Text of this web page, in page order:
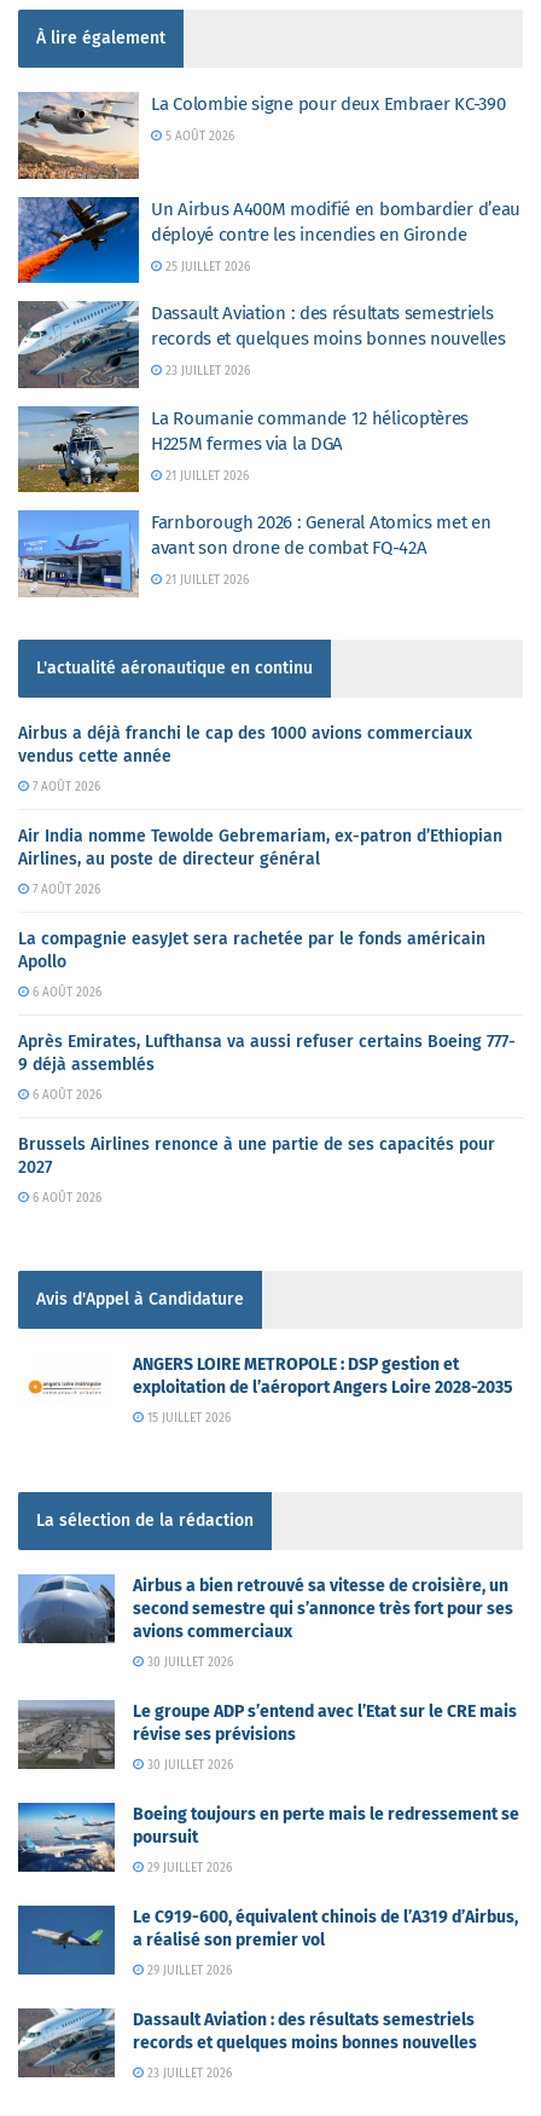
À lire également
La Colombie signe pour deux Embraer KC-390
5 AOÛT 2026
Un Airbus A400M modifié en bombardier d’eau
déployé contre les incendies en Gironde
25 JUILLET 2026
Dassault Aviation : des résultats semestriels
records et quelques moins bonnes nouvelles
23 JUILLET 2026
La Roumanie commande 12 hélicoptères
H225M fermes via la DGA
21 JUILLET 2026
Farnborough 2026 : General Atomics met en
avant son drone de combat FQ-42A
21 JUILLET 2026
L'actualité aéronautique en continu
Airbus a déjà franchi le cap des 1000 avions commerciaux
vendus cette année
7 AOÛT 2026
Air India nomme Tewolde Gebremariam, ex-patron d’Ethiopian
Airlines, au poste de directeur général
7 AOÛT 2026
La compagnie easyJet sera rachetée par le fonds américain
Apollo
6 AOÛT 2026
Après Emirates, Lufthansa va aussi refuser certains Boeing 777-
9 déjà assemblés
6 AOÛT 2026
Brussels Airlines renonce à une partie de ses capacités pour
2027
6 AOÛT 2026
Avis d'Appel à Candidature
ANGERS LOIRE METROPOLE : DSP gestion et
exploitation de l’aéroport Angers Loire 2028-2035
15 JUILLET 2026
La sélection de la rédaction
Airbus a bien retrouvé sa vitesse de croisière, un
second semestre qui s’annonce très fort pour ses
avions commerciaux
30 JUILLET 2026
Le groupe ADP s’entend avec l’Etat sur le CRE mais
révise ses prévisions
30 JUILLET 2026
Boeing toujours en perte mais le redressement se
poursuit
29 JUILLET 2026
Le C919-600, équivalent chinois de l’A319 d’Airbus,
a réalisé son premier vol
29 JUILLET 2026
Dassault Aviation : des résultats semestriels
records et quelques moins bonnes nouvelles
23 JUILLET 2026